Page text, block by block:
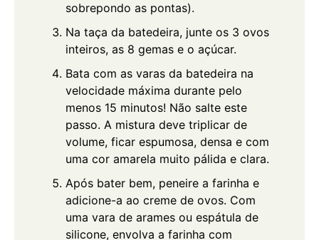
sobrepondo as pontas).
Na taça da batedeira, junte os 3 ovos
inteiros, as 8 gemas e o açúcar.
Bata com as varas da batedeira na
velocidade máxima durante pelo
menos 15 minutos! Não salte este
passo. A mistura deve triplicar de
volume, ficar espumosa, densa e com
uma cor amarela muito pálida e clara.
Após bater bem, peneire a farinha e
adicione-a ao creme de ovos. Com
uma vara de arames ou espátula de
silicone, envolva a farinha com